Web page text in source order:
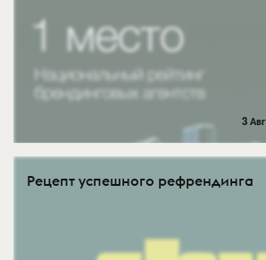
3 Авг
Рецепт успешного рефрендинга